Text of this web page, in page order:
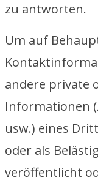
zu antworten.
Um auf
andere private
Informationen
usw.) eines
oder als
veröffentlicht